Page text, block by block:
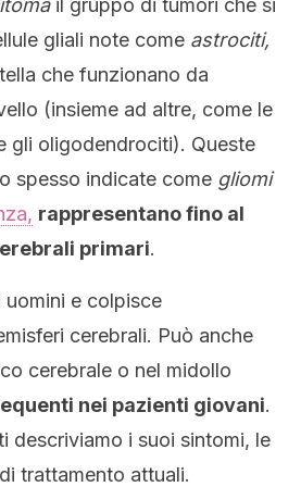
il gruppo di tumori che si
gliali note come astrociti,
che funzionano da
(insieme ad altre, come le
gli oligodendrociti). Queste
spesso indicate come gliomi
rappresentano fino al
primari.
uomini e colpisce
cerebrali. Può anche
cerebrale o nel midollo
nei pazienti giovani.
descriviamo i suoi sintomi, le
trattamento attuali.